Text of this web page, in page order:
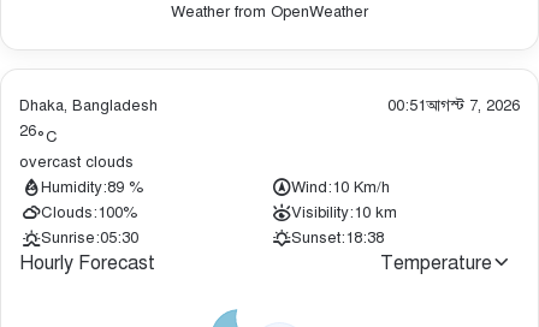
Weather from OpenWeather
Dhaka, Bangladesh 00:51আগস্ট 7, 2026
26°C
overcast clouds
Humidity:89 % Wind:10 Km/h
Clouds:100% Visibility:10 km
Sunrise:05:30 Sunset:18:38
Hourly Forecast Temperature